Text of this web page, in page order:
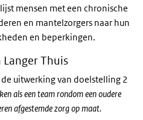
mensen met een chronische
en mantelzorgers naar hun
en beperkingen.
Thuis
uitwerking van doelstelling 2
als een team rondom een oudere
afgestemde zorg op maat.